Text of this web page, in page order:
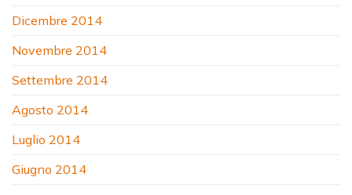
Dicembre 2014
Novembre 2014
Settembre 2014
Agosto 2014
Luglio 2014
Giugno 2014